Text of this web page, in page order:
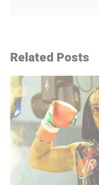
Related Posts